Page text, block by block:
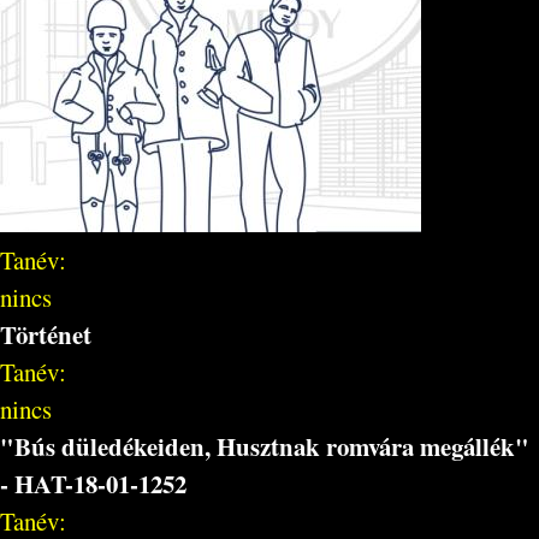
Tanév:
nincs
Történet
Tanév:
nincs
"Bús düledékeiden, Husztnak romvára megállék"
- HAT-18-01-1252
Tanév: